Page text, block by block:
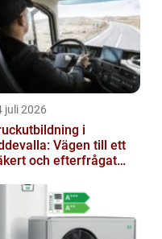
juli 2026
i
Vägen till ett
och efterfrågat